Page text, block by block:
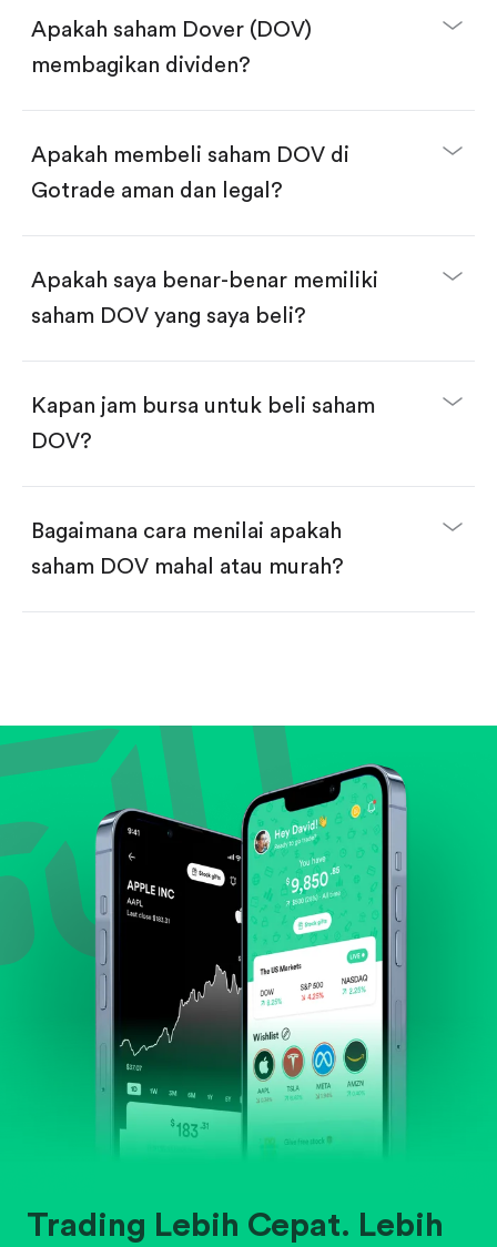
Buka akun dan selesaikan KYC.
Lakukan deposit.
Cari kode "DOV", lalu klik "Trade".
Klik tombol "Buy".
dua pilihan:
Beli saham secara fractional dalam jumlah
dollar, bisa mulai dari $1.
Swipe up untuk konfirmasi order, pembelian
Apakah saham Dover (DOV)
membagikan dividen?
Apakah membeli saham DOV di
Gotrade aman dan legal?
Apakah saya benar-benar memiliki
saham DOV yang saya beli?
Kapan jam bursa untuk beli saham
DOV?
Bagaimana cara menilai apakah
saham DOV mahal atau murah?
Lihat pertumbuhan pendapatan & laba.
Cek margin dan arus kas.
Evaluasi prospek bisnis dan posisi perusahaan di
industrinya.
Trading Lebih Cepat. Lebih